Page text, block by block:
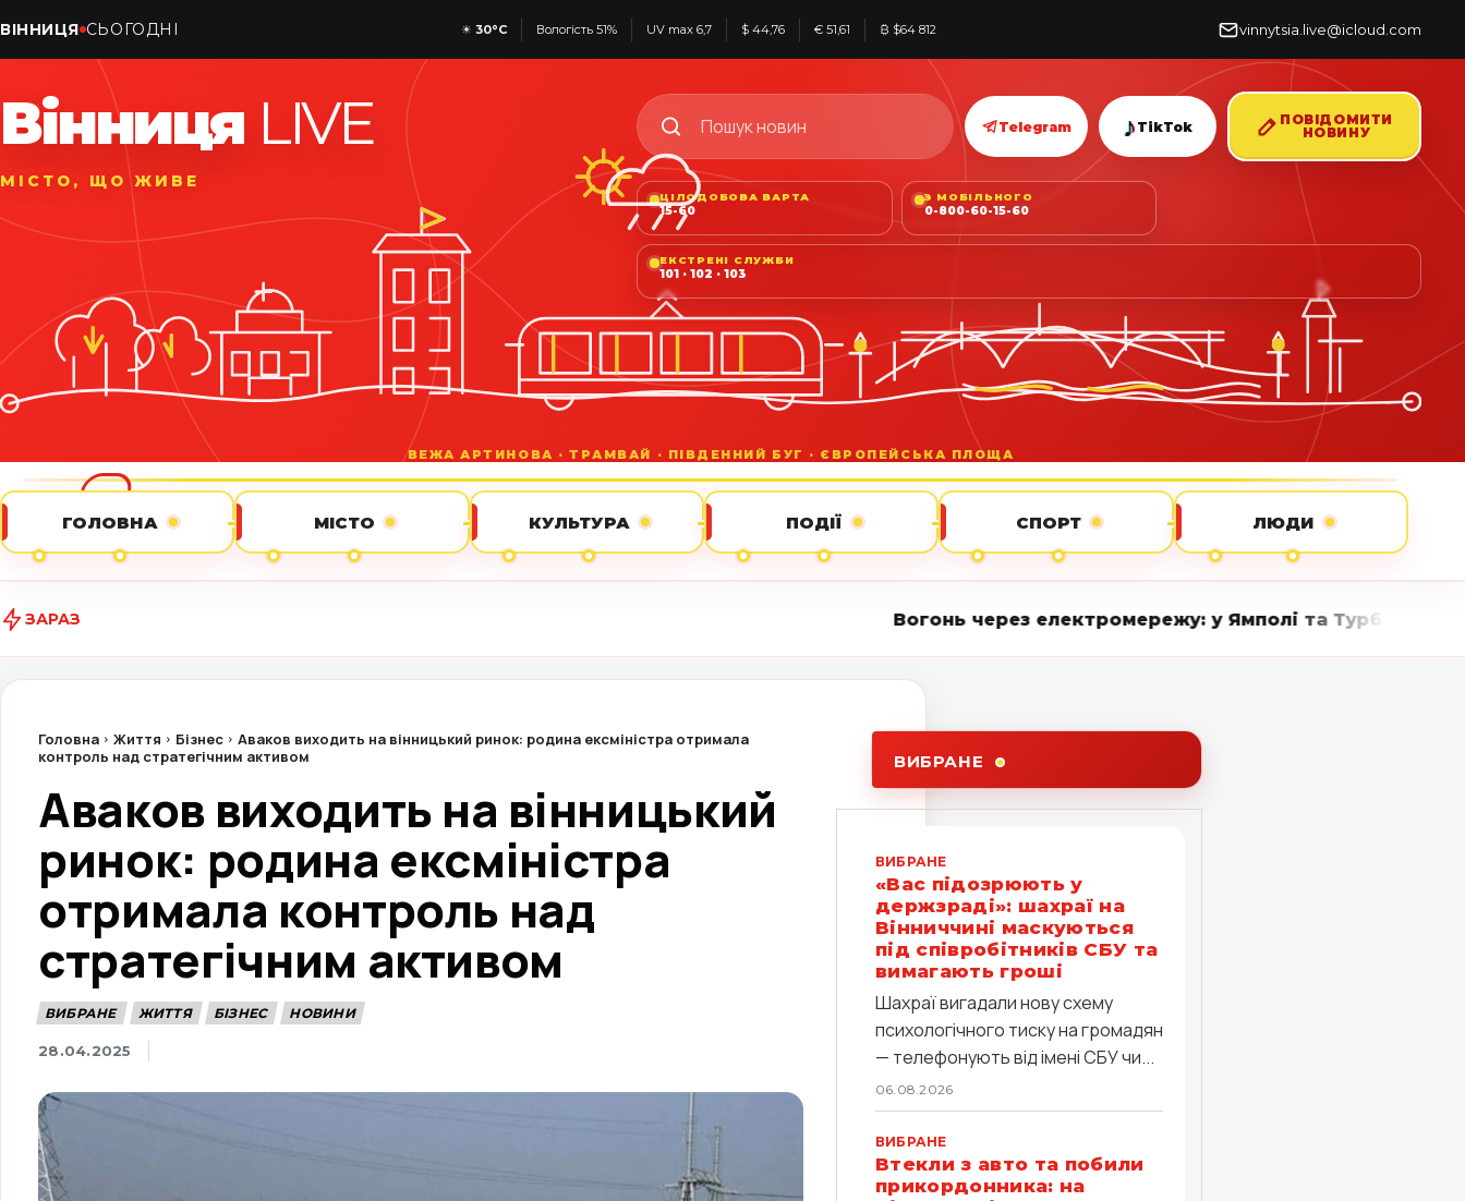
ВІННИЦЯ СЬОГОДНІ ☀ 30°C Вологість 51% UV max 6,7 $ 44,76 € 51,61 ₿ $64 812 vinnytsia.live@icloud.com
Вінниця LIVE
МІСТО, ЩО ЖИВЕ
Telegram ♪ TikTok
ПОВІДОМИТИ
НОВИНУ
ЦІЛОДОБОВА ВАРТА
15-60
З МОБІЛЬНОГО
0-800-60-15-60
ЕКСТРЕНІ СЛУЖБИ
101 · 102 · 103
ГОЛОВНА МІСТО КУЛЬТУРА ПОДІЇ СПОРТ ЛЮДИ
ЗАРАЗ Вогонь через електромережу: у Ямполі та Турбівській громаді
Головна Життя Бізнес
Аваков виходить на вінницький ринок: родина ексміністра отримала
контроль над стратегічним активом
Аваков виходить на вінницький
ринок: родина ексміністра
отримала контроль над
стратегічним активом
ВИБРАНЕ ЖИТТЯ БІЗНЕС НОВИНИ
28.04.2025
ВИБРАНЕ
ВИБРАНЕ
«Вас підозрюють у
держзраді»: шахраї на
Вінниччині маскуються
під співробітників СБУ та
вимагають гроші
Шахраї вигадали нову схему
психологічного тиску на громадян
— телефонують від імені СБУ чи...
06.08.2026
ВИБРАНЕ
Втекли з авто та побили
прикордонника: на